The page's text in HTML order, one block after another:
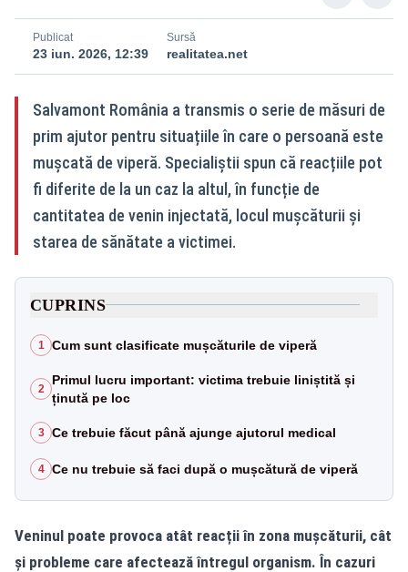
Publicat
23 iun. 2026, 12:39
Sursă
realitatea.net
Salvamont România a transmis o serie de măsuri de
prim ajutor pentru situațiile în care o persoană este
mușcată de viperă. Specialiștii spun că reacțiile pot
fi diferite de la un caz la altul, în funcție de
cantitatea de venin injectată, locul mușcăturii și
starea de sănătate a victimei.
CUPRINS
1 Cum sunt clasificate mușcăturile de viperă
2
Primul lucru important: victima trebuie liniștită și
ținută pe loc
3 Ce trebuie făcut până ajunge ajutorul medical
4 Ce nu trebuie să faci după o mușcătură de viperă
Veninul poate provoca atât reacții în zona mușcăturii, cât
și probleme care afectează întregul organism. În cazuri